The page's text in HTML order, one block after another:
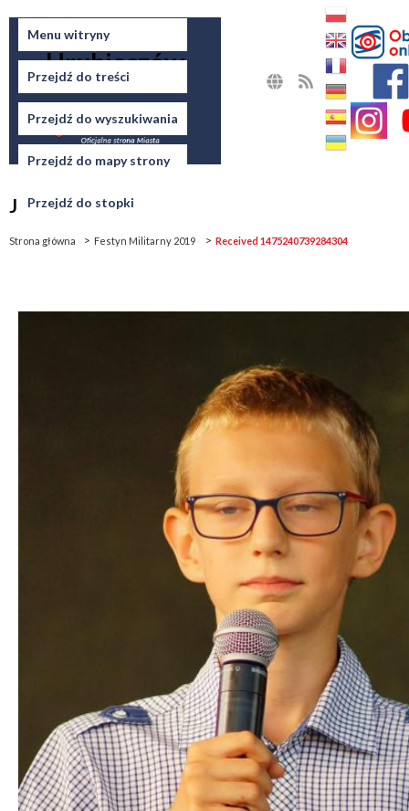
Menu witryny
Przejdź do treści
Przejdź do wyszukiwania
Przejdź do mapy strony
Przejdź do stopki
Miasto
Hrubieszów
Jesteś tutaj
Strona główna Festyn Militarny 2019 Received 1475240739284304